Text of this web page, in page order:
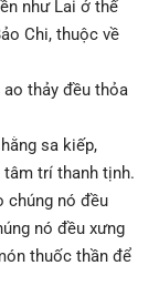
như Lai ở thế
Chi, thuộc về
thảy đều thỏa
sa kiếp,
tâm trí thanh tịnh.
chúng nó đều
nó đều xưng
thuốc thần để